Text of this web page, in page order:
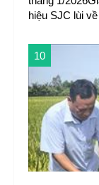
hiệu SJC lùi
10